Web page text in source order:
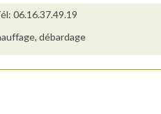
06.16.37.49.19
débardage